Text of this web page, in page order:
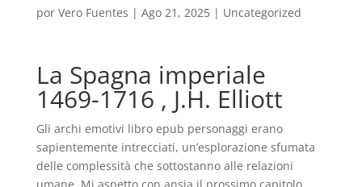
por Vero Fuentes | Ago 21, 2025| Uncategorized
La Spagna imperiale
1469-1716 , J.H. Elliott
Gli archi emotivi libro epub personaggi erano
sapientemente intrecciati, un’esplorazione sfumata
delle complessità che sottostanno alle relazioni